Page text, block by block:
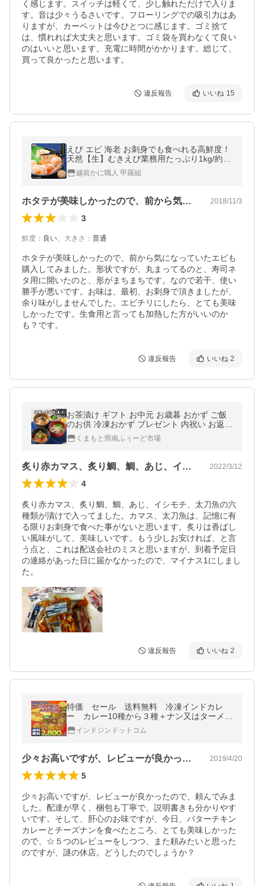
く感じます。スイッチは軽くて、少し触れただけで入りま
す。音は少々うるさいです。フローリングでの吸引力はあ
りますが、カーペットは今ひとつに感じます。ゴミ捨て
は、慣れれば大丈夫と思います。ゴミ袋を買わなくて良い
のはいいと思います。充電に時間がかかります。総じて、
買って良かったと思います。
違反報告 いいね 15
えび エビ 海老 お刺身でも食べれる高鮮度！
天然【生】むきえび業務用たっぷり1kg/約70
尾 ※大小バラツキありの訳あり品 FF ポイン
ト利用 爆買
越前かに職人 甲羅組
ホタテが美味しかったので、前から気にな… 2018/11/3
3
鮮度 ： 良い、 大きさ ： 普通
ホタテが美味しかったので、前から気になっていたエビも
購入してみました。形状ですが、丸まってるのと、寿司ネ
タ用に開いたのと、形がまちまちです。なので若干、使い
勝手が悪いです。お味は、最初、お刺身で頂きましたが、
余り味がしませんでした。エビチリにしたら、とても美味
しかったです。生食用と言っても加熱した方がいいのか
も？です。
違反報告 いいね 2
お茶漬け ギフト お中元 お歳暮 おかず ご飯
のお供 冷凍おかず プレゼント 内祝い お返し
お祝い 父の日 母の日 漁師の季節茶漬け6種
くまもと県南ふぅーど市場
炙り赤カマス、炙り鯛、鯛、あじ、イシモ… 2022/3/12
4
炙り赤カマス、炙り鯛、鯛、あじ、イシモチ、太刀魚の六
種類が漬けで入ってました。カマス、太刀魚は、記憶に有
る限りお刺身で食べた事がないと思います。炙りは香ばし
い風味がして、美味しいです。もう少しお安ければ、と言
う点と、これは配送会社のミスと思いますが、到着予定日
の連絡があった日に届かなかったので、マイナス1にしまし
た。
違反報告 いいね 2
特価 セール 送料無料 冷凍インドカレ
ー カレー10種から３種＋ナン又はターメリ
ックライス３人前 セット チーズナンもえ
らべます！!
インドジンドットコム
少々お高いですが、レビューが良かったの… 2019/4/20
5
少々お高いですが、レビューが良かったので、頼んでみま
した。配達が早く、梱包も丁寧で、説明書きも分かりやす
いです。そして、肝心のお味ですが、今日、バターチキン
カレーとチーズナンを食べたところ、とても美味しかった
ので、☆５つのレビューをしつつ、また頼みたいと思った
のですが、謎の休店。どうしたのでしょうか？